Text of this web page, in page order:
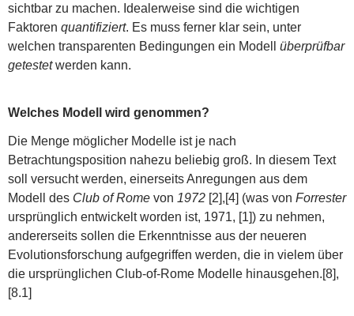
sichtbar zu machen. Idealerweise sind die wichtigen
Faktoren quantifiziert. Es muss ferner klar sein, unter
welchen transparenten Bedingungen ein Modell überprüfbar
getestetwerden kann.
Welches Modell wird genommen?
Die Menge möglicher Modelle ist je nach
Betrachtungsposition nahezu beliebig groß. In diesem Text
soll versucht werden, einerseits Anregungen aus dem
Modell des Club of Rome von 1972 [2],[4] (was von Forrester
ursprünglich entwickelt worden ist, 1971, [1]) zu nehmen,
andererseits sollen die Erkenntnisse aus der neueren
Evolutionsforschung aufgegriffen werden, die in vielem über
die ursprünglichen Club-of-Rome Modelle hinausgehen.[8],
[8.1]